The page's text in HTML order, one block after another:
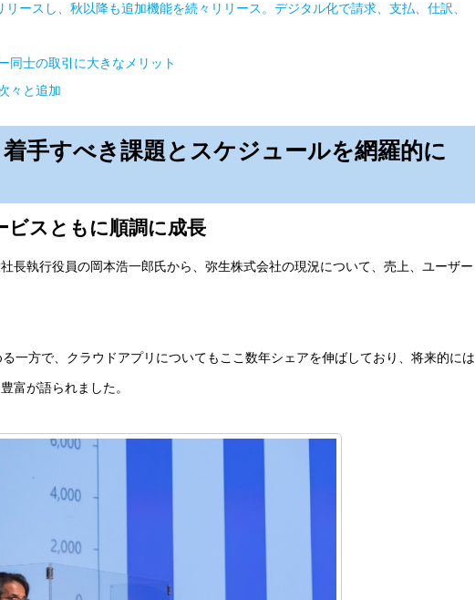
ースし、秋以降も追加機能を続々リリース。デジタル化で請求、支払、仕訳、
同士の取引に大きなメリット
々と追加
手すべき課題とスケジュールを網羅的に
ビスともに順調に成長
長執行役員の岡本浩一郎氏から、弥生株式会社の現況について、売上、ユーザー
一方で、クラウドアプリについてもここ数年シェアを伸ばしており、将来的には
富が語られました。